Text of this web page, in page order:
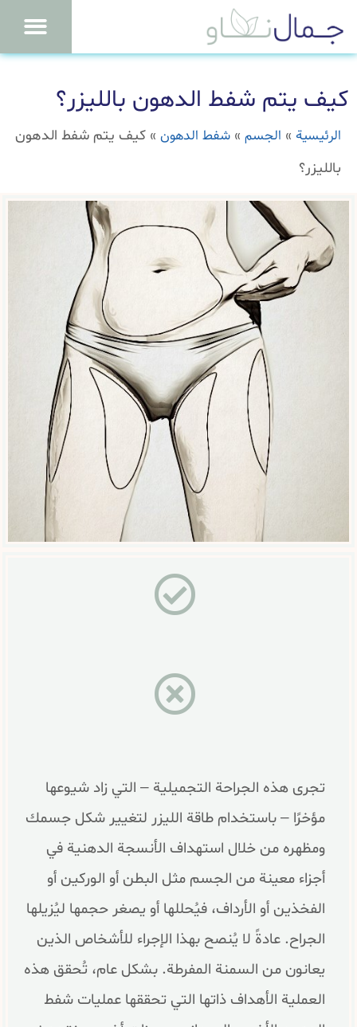
كيف يتم شفط الدهون بالليزر؟
الرئيسية » الجسم » شفط الدهون » كيف يتم شفط الدهون
بالليزر؟
تجرى هذه الجراحة التجميلية – التي زاد شيوعها
مؤخرًا – باستخدام طاقة الليزر لتغيير شكل جسمك
ومظهره من خلال استهداف الأنسجة الدهنية في
أجزاء معينة من الجسم مثل البطن أو الوركين أو
الفخذين أو الأرداف، فيُحللها أو يصغر حجمها ليُزيلها
الجراح. عادةً لا يُنصح بهذا الإجراء للأشخاص الذين
يعانون من السمنة المفرطة. بشكل عام، تُحقق هذه
العملية الأهداف ذاتها التي تحققها عمليات شفط